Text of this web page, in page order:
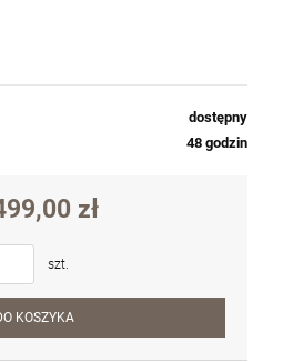
Saint Victor AR-
.223Rem
V2-B5)
szt.
dostępny
48 godzin
zł
szt.
KOSZYKA